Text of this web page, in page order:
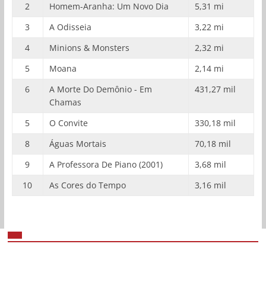
2
Homem-Aranha: Um Novo Dia
5,31 mi
3
A Odisseia
3,22 mi
4
Minions & Monsters
2,32 mi
5
Moana
2,14 mi
6
A Morte Do Demônio - Em
Chamas
431,27 mil
5 O Convite
330,18 mil
8
Águas Mortais
70,18 mil
9
A Professora De Piano (2001)
3,68 mil
10
As Cores do Tempo 3,16 mil